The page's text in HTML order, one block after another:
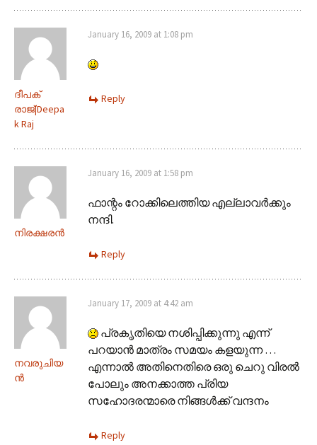
ദീപക്
രാജ്|Deepa
k Raj
January 16, 2009 at 1:08 pm
Reply
നിരക്ഷരന്‍
January 16, 2009 at 1:58 pm
ഫാന്റം റോക്കിലെത്തിയ എല്ലാവര്‍ക്കും
നന്ദി.
Reply
നവരുചിയ
ന്‍
January 17, 2009 at 4:42 am
പ്രകൃതിയെ നശിപ്പിക്കുന്നു എന്ന്
പറയാന്‍ മാത്രം സമയം കളയുന്ന …
എന്നാല്‍ അതിനെതിരെ ഒരു ചെറു വിരല്‍
പോലും അനക്കാത്ത പ്രിയ
സഹോദരന്മാരെ നിങ്ങള്‍ക്ക് വന്ദനം
Reply